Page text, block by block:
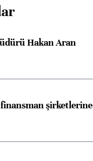
Hakan Aran
şirketlerine